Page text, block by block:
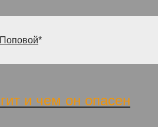
*
и чем он опасен